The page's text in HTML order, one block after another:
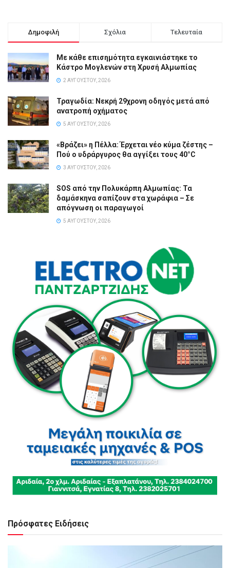
Δημοφιλή Σχόλια Τελευταία
Με κάθε επισημότητα εγκαινιάστηκε το
Κάστρο Μογλενών στη Χρυσή Αλμωπίας
2 ΑΥΓΟΎΣΤΟΥ, 2026
Τραγωδία: Νεκρή 29χρονη οδηγός μετά από
ανατροπή οχήματος
5 ΑΥΓΟΎΣΤΟΥ, 2026
«Βράζει» η Πέλλα: Έρχεται νέο κύμα ζέστης –
Πού ο υδράργυρος θα αγγίξει τους 40°C
3 ΑΥΓΟΎΣΤΟΥ, 2026
SOS από την Πολυκάρπη Αλμωπίας: Τα
δαμάσκηνα σαπίζουν στα χωράφια – Σε
απόγνωση οι παραγωγοί
5 ΑΥΓΟΎΣΤΟΥ, 2026
Πρόσφατες Ειδήσεις